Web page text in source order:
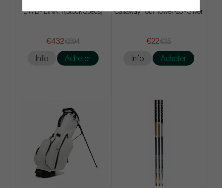
L.A.B - LINK. 1 (Stock Specs)
€432€594
Info Acheter
Callaway Tour Towel -23 - Silver
€22€35
Info Acheter